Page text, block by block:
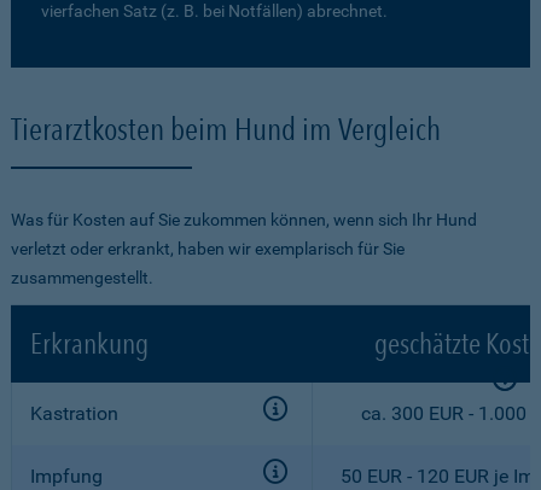
vierfachen Satz (z. B. bei Notfällen) abrechnet.
Tierarztkosten beim Hund im Vergleich
Was für Kosten auf Sie zukommen können, wenn sich Ihr Hund
verletzt oder erkrankt, haben wir exemplarisch für Sie
zusammengestellt.
Erkrankung geschätzte
Kastration ca. 300 EUR - 1.000
Impfung 50 EUR - 120 EUR je